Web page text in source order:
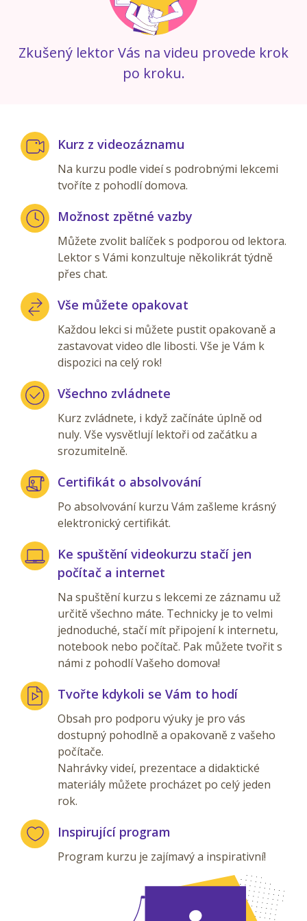
Zkušený lektor Vás na videu provede krok
po kroku.
Kurz z videozáznamu
Na kurzu podle videí s podrobnými lekcemi
tvoříte z pohodlí domova.
Možnost zpětné vazby
Můžete zvolit balíček s podporou od lektora.
Lektor s Vámi konzultuje několikrát týdně
přes chat.
Vše můžete opakovat
Každou lekci si můžete pustit opakovaně a
zastavovat video dle libosti. Vše je Vám k
dispozici na celý rok!
Všechno zvládnete
Kurz zvládnete, i když začínáte úplně od
nuly. Vše vysvětlují lektoři od začátku a
srozumitelně.
Certifikát o absolvování
Po absolvování kurzu Vám zašleme krásný
elektronický certifikát.
Ke spuštění videokurzu stačí jen
počítač a internet
Na spuštění kurzu s lekcemi ze záznamu už
určitě všechno máte. Technicky je to velmi
jednoduché, stačí mít připojení k internetu,
notebook nebo počítač. Pak můžete tvořit s
námi z pohodlí Vašeho domova!
Tvořte kdykoli se Vám to hodí
Obsah pro podporu výuky je pro vás
dostupný pohodlně a opakovaně z vašeho
počítače.
Nahrávky videí, prezentace a didaktické
materiály můžete procházet po celý jeden
rok.
Inspirující program
Program kurzu je zajímavý a inspirativní!